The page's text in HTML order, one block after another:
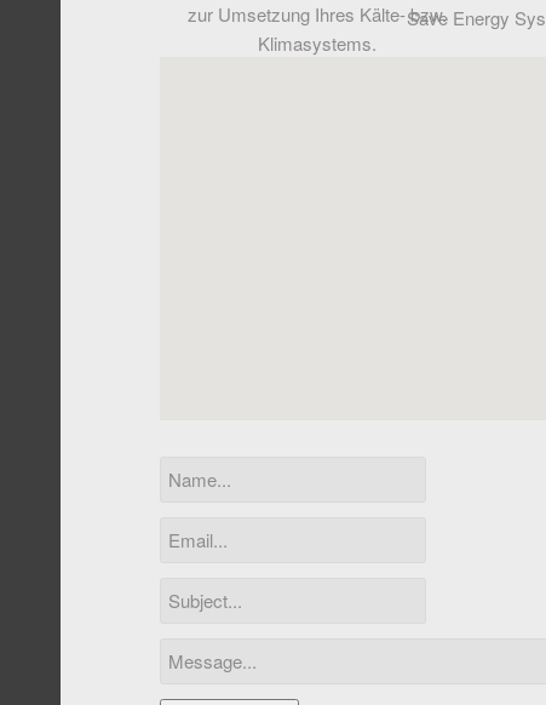
zur Umsetzung Ihres Kälte- bzw.
Klimasystems.
Save Energy